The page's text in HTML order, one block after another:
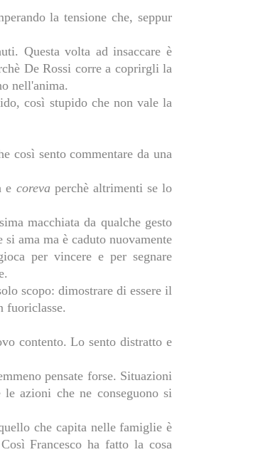
la tensione che, seppur
Questa volta ad insaccare è
De Rossi corre a coprirgli la
nell'anima.
così stupido che non vale la
così sento commentare da una
e corevaperchè altrimenti se lo
macchiata da qualche gesto
ama ma è caduto nuovamente
per vincere e per segnare
scopo: dimostrare di essere il
fuoriclasse.
contento. Lo sento distratto e
pensate forse. Situazioni
azioni che ne conseguono si
che capita nelle famiglie è
Francesco ha fatto la cosa